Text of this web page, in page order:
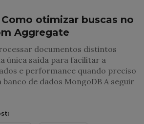
otimizar buscas no
Aggregate
documentos distintos
única saída para facilitar a
e performance quando preciso
banco de dados MongoDB A seguir